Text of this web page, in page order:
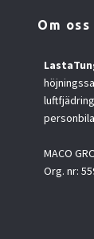
Om oss
MACO
Org. nr: